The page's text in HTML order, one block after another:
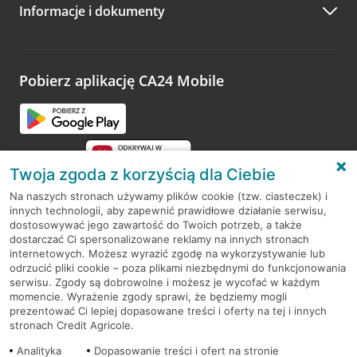
Zachęcamy do podzielenia się z nami opinią o wizycie.
opinie.
Informacje i dokumenty
Pobierz aplikację CA24 Mobile
RODO
Regulamin serwisu
Mapa serwisu
PolitykaCookies
Twoja zgoda z korzyścią dla Ciebie
Na naszych stronach używamy plików cookie (tzw. ciasteczek) i
innych technologii, aby zapewnić prawidłowe działanie serwisu,
dostosowywać jego zawartość do Twoich potrzeb, a także
dostarczać Ci spersonalizowane reklamy na innych stronach
internetowych. Możesz wyrazić zgodę na wykorzystywanie lub
odrzucić pliki cookie – poza plikami niezbędnymi do funkcjonowania
serwisu. Zgody są dobrowolne i możesz je wycofać w każdym
momencie. Wyrażenie zgody sprawi, że będziemy mogli
prezentować Ci lepiej dopasowane treści i oferty na tej i innych
stronach Credit Agricole.
Analityka
Dopasowanie treści i ofert na stronie